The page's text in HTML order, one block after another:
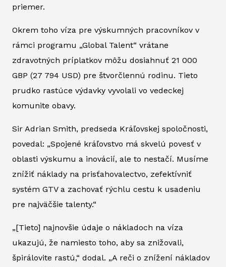
priemer.
Okrem toho víza pre výskumných pracovníkov v
rámci programu „Global Talent“ vrátane
zdravotných príplatkov môžu dosiahnuť 21 000
GBP (27 794 USD) pre štvorčlennú rodinu. Tieto
prudko rastúce výdavky vyvolali vo vedeckej
komunite obavy.
Sir Adrian Smith, predseda Kráľovskej spoločnosti,
povedal: „Spojené kráľovstvo má skvelú povesť v
oblasti výskumu a inovácií, ale to nestačí. Musíme
znížiť náklady na prisťahovalectvo, zefektívniť
systém GTV a zachovať rýchlu cestu k usadeniu
pre najväčšie talenty.“
„[Tieto] najnovšie údaje o nákladoch na víza
ukazujú, že namiesto toho, aby sa znižovali,
špirálovite rastú,“ dodal. „A reči o znížení nákladov